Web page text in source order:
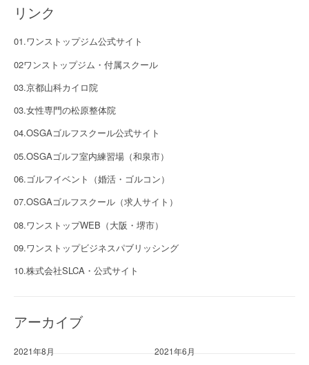
リンク
01.ワンストップジム公式サイト
02ワンストップジム・付属スクール
03.京都山科カイロ院
03.女性専門の松原整体院
04.OSGAゴルフスクール公式サイト
05.OSGAゴルフ室内練習場（和泉市）
06.ゴルフイベント（婚活・ゴルコン）
07.OSGAゴルフスクール（求人サイト）
08.ワンストップWEB（大阪・堺市）
09.ワンストップビジネスパブリッシング
10.株式会社SLCA・公式サイト
アーカイブ
2021年8月
2021年6月